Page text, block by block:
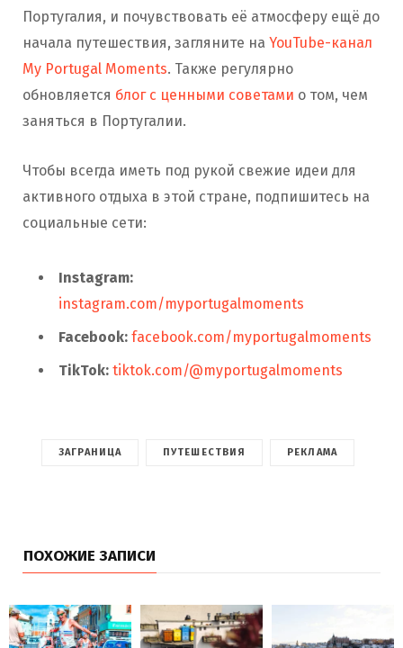
Португалия, и почувствовать её атмосферу ещё до
начала путешествия, загляните на YouTube-канал
My Portugal Moments. Также регулярно
обновляется блог с ценными советами о том, чем
заняться в Португалии.
Чтобы всегда иметь под рукой свежие идеи для
активного отдыха в этой стране, подпишитесь на
социальные сети:
Instagram:
instagram.com/myportugalmoments
Facebook: facebook.com/myportugalmoments
TikTok: tiktok.com/@myportugalmoments
ЗАГРАНИЦА ПУТЕШЕСТВИЯ РЕКЛАМА
ПОХОЖИЕ ЗАПИСИ